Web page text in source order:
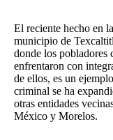
El reciente hecho en
municipio de
donde los pobladores
enfrentaron con
de ellos, es un
criminal se ha
otras entidades
México y Morelos.